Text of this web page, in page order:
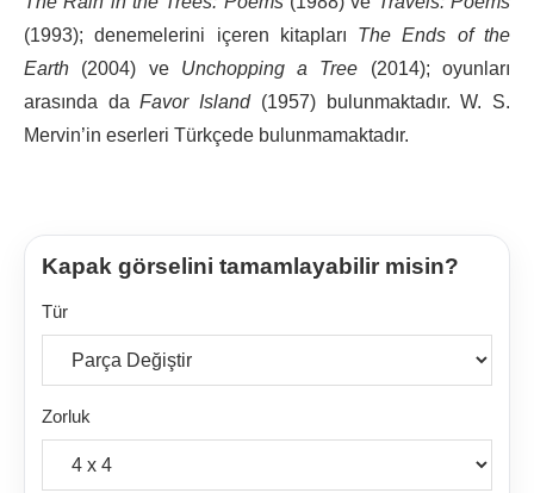
(1993); denemelerini içeren kitapları The Ends of the
Earth (2004) ve Unchopping a Tree (2014); oyunları
arasında daFavor Island (1957) bulunmaktadır. W. S.
Mervin’in eserleri Türkçede bulunmamaktadır.
Kapak görselini tamamlayabilir misin?
Tür
Zorluk